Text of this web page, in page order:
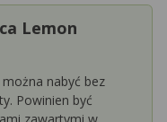
Lemon
nabyć bez
Powinien być